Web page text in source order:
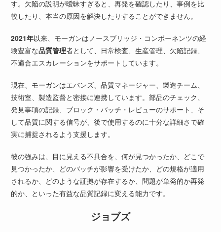
す。欠陥の説明が曖昧すぎると、再発を確認したり、事例を比
較したり、本当の原因を解決したりすることができません。
2021年以来、モーガンはノースブリッジ・コンポーネンツの経
験豊富な品質管理者として、日常検査、生産管理、欠陥記録、
不適合エスカレーションをサポートしています。
現在、モーガンはエバンズ、品質マネージャー、製造チーム、
技術室、製造監督と密接に連携しています。部品のチェック、
発見事項の記録、ブロック・バッチ・レビューのサポート、そ
して品質に関する信号が、後で使用するのに十分な詳細さで確
実に捕捉されるよう支援します。
彼の強みは、目に見える不具合を、何が見つかったか、どこで
見つかったか、どのバッチが影響を受けたか、どの規格が適用
されるか、どのような証拠が存在するか、問題が単発的か再発
的か、といった有益な品質記録に変える能力です。
ジョブズ